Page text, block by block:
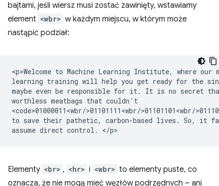
bajtami, jeśli wiersz musi zostać zawinięty, wstawiamy
element <wbr> w każdym miejscu, w którym może
nastąpić podział:
<p>Welcome to Machine Learning Institute, where our
learning training will help you get ready for the
maybe even be responsible for it. It is no secret
worthless meatbags that couldn't
<code>01000011<wbr/>01101111<wbr/>01101101<wbr/
to save their pathetic, carbon-based lives. So, it
Elementy <br> , <hr> i <wbr> to elementy puste, co
oznacza, że nie mogą mieć węzłów podrzędnych – ani